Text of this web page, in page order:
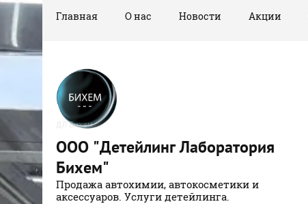
Главная О нас Новости Акции
ООО "Детейлинг Лаборатория
Бихем"
Продажа автохимии, автокосметики и
аксессуаров. Услуги детейлинга.